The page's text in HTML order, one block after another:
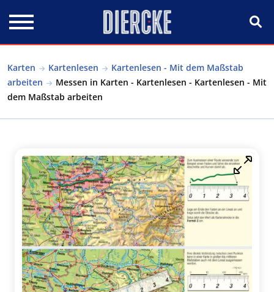
Karten Kartenlesen
Kartenlesen - Mit dem Maßstab
arbeiten
Messen in Karten - Kartenlesen - Kartenlesen - Mit
dem Maßstab arbeiten